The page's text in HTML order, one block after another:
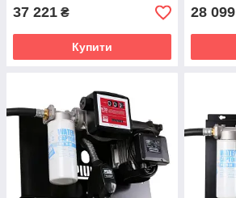
37 221 ₴
Купити
28 099